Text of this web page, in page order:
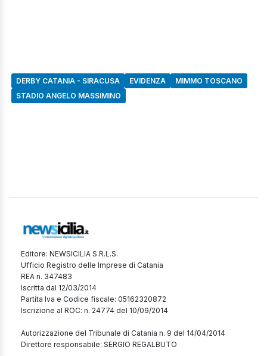
DERBY CATANIA - SIRACUSA EVIDENZA
MIMMO TOSCANO
STADIO ANGELO MASSIMINO
Editore: NEWSICILIA S.R.L.S.
Ufficio Registro delle Imprese di Catania
REA n. 347483
Iscritta dal 12/03/2014
Partita Iva e Codice fiscale: 05162320872
Iscrizione al ROC: n. 24774 del 10/09/2014
Autorizzazione del Tribunale di Catania n. 9 del 14/04/2014
Direttore responsabile: SERGIO REGALBUTO